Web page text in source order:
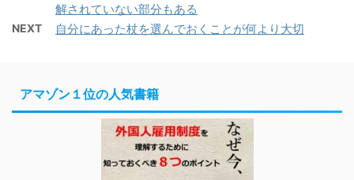
解されていない部分もある
NEXT 自分にあった杖を選んでおくことが何より大切
アマゾン１位の人気書籍